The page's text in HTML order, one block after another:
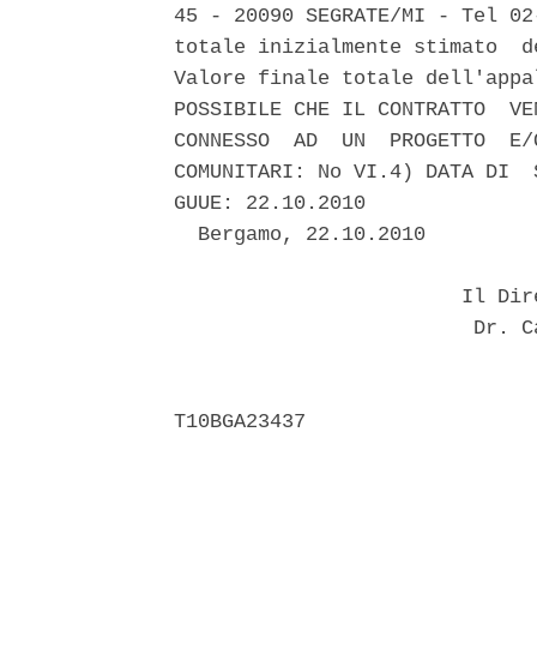
45 - 20090 SEGRATE/MI - Tel
totale inizialmente stimato
Valore finale totale
POSSIBILE CHE IL CONTRATTO
CONNESSO  AD  UN  PROGETTO
COMUNITARI: No VI.4) DATA DI
GUUE: 22.10.2010
  Bergamo, 22.10.2010
Il
Dr.